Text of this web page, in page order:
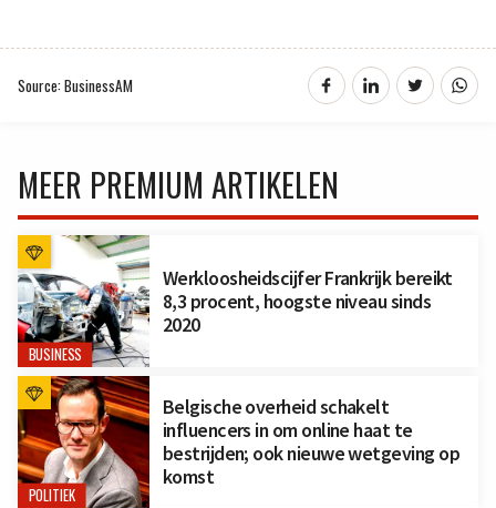
Source: BusinessAM
MEER PREMIUM ARTIKELEN
BUSINESS
Werkloosheidscijfer Frankrijk bereikt
8,3 procent, hoogste niveau sinds
2020
POLITIEK
Belgische overheid schakelt
influencers in om online haat te
bestrijden; ook nieuwe wetgeving op
komst